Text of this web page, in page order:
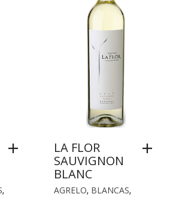
,
LA FLOR
SAUVIGNON
BLANC
AGRELO, BLANCAS,